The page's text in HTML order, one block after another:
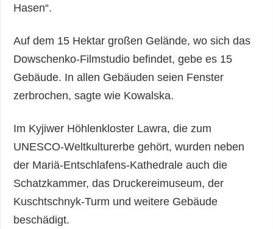
Hasen“.
Auf dem 15 Hektar großen Gelände, wo sich das
Dowschenko-Filmstudio befindet, gebe es 15
Gebäude. In allen Gebäuden seien Fenster
zerbrochen, sagte wie Kowalska.
Im Kyjiwer Höhlenkloster Lawra, die zum
UNESCO-Weltkulturerbe gehört, wurden neben
der Mariä-Entschlafens-Kathedrale auch die
Schatzkammer, das Druckereimuseum, der
Kuschtschnyk-Turm und weitere Gebäude
beschädigt.